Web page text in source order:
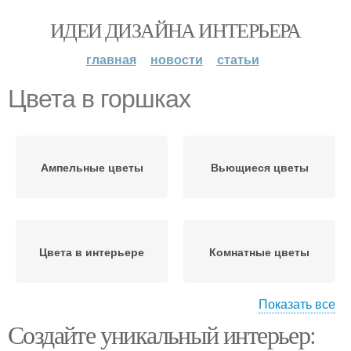
ИДЕИ ДИЗАЙНА ИНТЕРЬЕРА
главная новости статьи
Цвета в горшках
Ампельные цветы Вьющиеся цветы
Цвета в интерьере Комнатные цветы
Цвета для кухни
Интерьер с
декоративными
Показать все
Создайте уникальный интерьер: